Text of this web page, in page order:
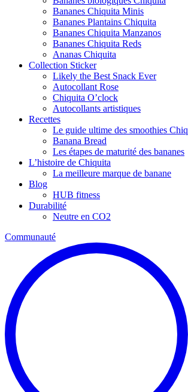
Bananes Chiquita Minis
Bananes Plantains Chiquita
Bananes Chiquita Manzanos
Bananes Chiquita Reds
Ananas Chiquita
Collection Sticker
Likely the Best Snack Ever
Autocollant Rose
Chiquita O’clock
Autocollants artistiques
Recettes
Le guide ultime des smoothies
Banana Bread
Les étapes de maturité des bananes
L’histoire de Chiquita
La meilleure marque de banane
Blog
HUB fitness
Durabilité
Neutre en CO2
Communauté